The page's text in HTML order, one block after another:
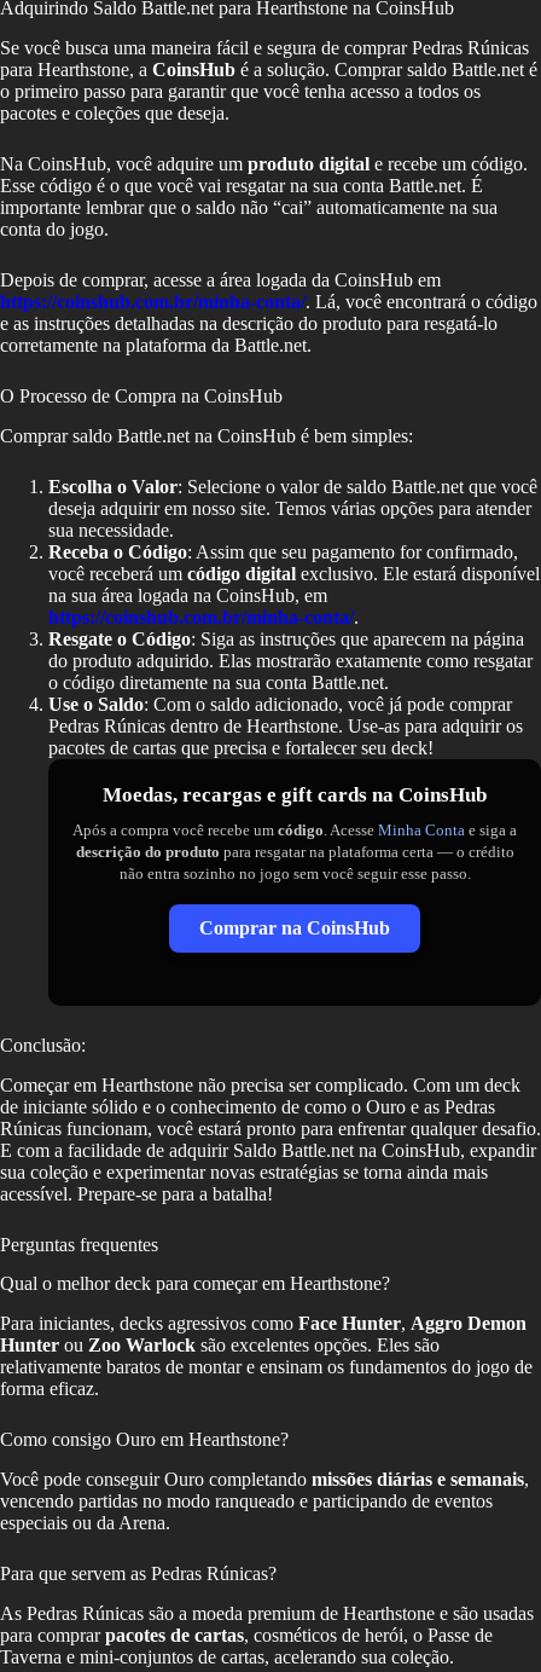
Adquirindo Saldo Battle.net para Hearthstone na CoinsHub
Se você busca uma maneira fácil e segura de comprar Pedras Rúnicas
para Hearthstone, a CoinsHub é a solução. Comprar saldo Battle.net é
o primeiro passo para garantir que você tenha acesso a todos os
pacotes e coleções que deseja.
Na CoinsHub, você adquire um produto digital e recebe um código.
Esse código é o que você vai resgatar na sua conta Battle.net. É
importante lembrar que o saldo não “cai” automaticamente na sua
conta do jogo.
Depois de comprar, acesse a área logada da CoinsHub em
https://coinshub.com.br/minha-conta/. Lá, você encontrará o código
e as instruções detalhadas na descrição do produto para resgatá-lo
corretamente na plataforma da Battle.net.
O Processo de Compra na CoinsHub
Comprar saldo Battle.net na CoinsHub é bem simples:
Escolha o Valor: Selecione o valor de saldo Battle.net que você
deseja adquirir em nosso site. Temos várias opções para atender
sua necessidade.
Receba o Código: Assim que seu pagamento for confirmado,
você receberá um código digital exclusivo. Ele estará disponível
na sua área logada na CoinsHub, em
https://coinshub.com.br/minha-conta/.
Resgate o Código: Siga as instruções que aparecem na página
do produto adquirido. Elas mostrarão exatamente como resgatar
o código diretamente na sua conta Battle.net.
Use o Saldo: Com o saldo adicionado, você já pode comprar
Pedras Rúnicas dentro de Hearthstone. Use-as para adquirir os
pacotes de cartas que precisa e fortalecer seu deck!
Moedas, recargas e gift cards na CoinsHub
Após a compra você recebe um código . Acesse Minha Conta e siga a
descrição do produto para resgatar na plataforma certa — o crédito
não entra sozinho no jogo sem você seguir esse passo.
Comprar na CoinsHub
Conclusão:
Começar em Hearthstone não precisa ser complicado. Com um deck
de iniciante sólido e o conhecimento de como o Ouro e as Pedras
Rúnicas funcionam, você estará pronto para enfrentar qualquer desafio.
E com a facilidade de adquirir Saldo Battle.net na CoinsHub, expandir
sua coleção e experimentar novas estratégias se torna ainda mais
acessível. Prepare-se para a batalha!
Perguntas frequentes
Qual o melhor deck para começar em Hearthstone?
Para iniciantes, decks agressivos como Face Hunter, Aggro Demon
Hunter ou Zoo Warlock são excelentes opções. Eles são
relativamente baratos de montar e ensinam os fundamentos do jogo de
forma eficaz.
Como consigo Ouro em Hearthstone?
Você pode conseguir Ouro completando missões diárias e semanais,
vencendo partidas no modo ranqueado e participando de eventos
especiais ou da Arena.
Para que servem as Pedras Rúnicas?
As Pedras Rúnicas são a moeda premium de Hearthstone e são usadas
para comprarpacotes de cartas, cosméticos de herói, o Passe de
Taverna e mini-conjuntos de cartas, acelerando sua coleção.